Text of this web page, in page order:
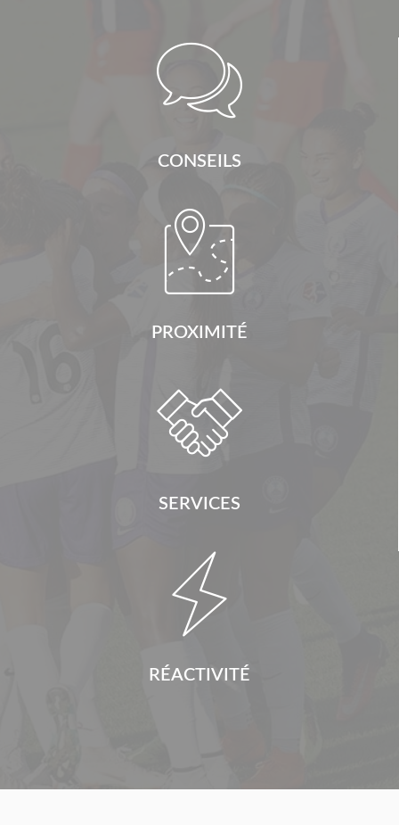

CONSEILS

PROXIMITÉ

SERVICES

RÉACTIVITÉ